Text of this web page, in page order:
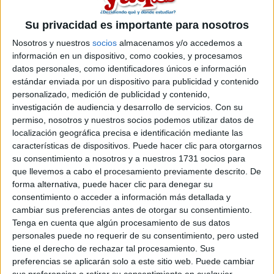
Su privacidad es importante para nosotros
Nosotros y nuestros socios almacenamos y/o accedemos a
información en un dispositivo, como cookies, y procesamos
datos personales, como identificadores únicos e información
estándar enviada por un dispositivo para publicidad y contenido
personalizado, medición de publicidad y contenido,
investigación de audiencia y desarrollo de servicios. Con su
permiso, nosotros y nuestros socios podemos utilizar datos de
localización geográfica precisa e identificación mediante las
características de dispositivos. Puede hacer clic para otorgarnos
su consentimiento a nosotros y a nuestros 1731 socios para
que llevemos a cabo el procesamiento previamente descrito. De
forma alternativa, puede hacer clic para denegar su
consentimiento o acceder a información más detallada y
cambiar sus preferencias antes de otorgar su consentimiento.
Tenga en cuenta que algún procesamiento de sus datos
personales puede no requerir de su consentimiento, pero usted
tiene el derecho de rechazar tal procesamiento. Sus
preferencias se aplicarán solo a este sitio web. Puede cambiar
Paula YAQ
2nd abr 2009
Hola Angy06, www.yaq.es es
Hola Angy06,www.yaq.eses una comunidad de estudiantes... Si
tienes preguntas o simplemente quieres opinar sobre algo utiliza
los foros (www.yaq.es/foro) También puedes utilizar tu bitácora o
blog (como ya has hecho) para contar cómo te sientes, algo que
te ha pasado o simplemente cualquier cosa que te apetezca. Otra
opción es contactar con otros usuarios a través de los mensajes
privados o dejando un mensaje en su corcho. La idea es que
puedas compartir lo que sabes o tus dudas con otros estudiantes
que están en la misma situación. Yo trabajo en la web, así que
cualquier cosa en la que te pueda ayudar, ya sabes: mándame
un mensajito o deja un mensaje en mi corcho. Paula
�